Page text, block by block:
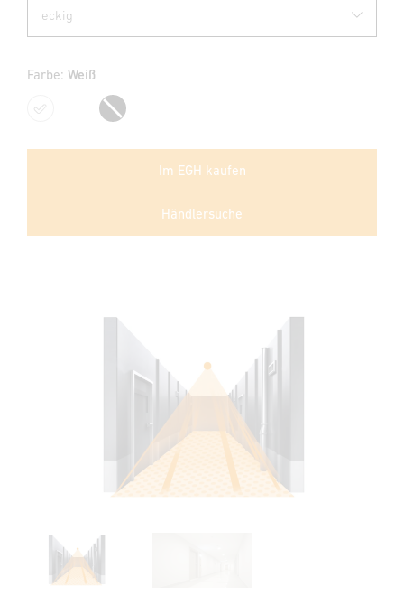
Farbe: Weiß
Weiß Schwarz
Im EGH kaufen
Händlersuche